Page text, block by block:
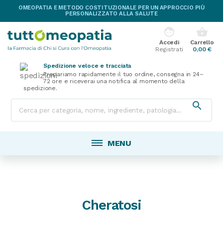
OMEOPATIA E METODO COSTITUZIONALE PER UN APPROCCIO PIÙ
PERSONALIZZATO ALLA SALUTE
shopping_basket
Carrello
0,00 €
face
Accedi
Registrati
Spedizione veloce e tracciata
Prepariamo rapidamente il tuo ordine, consegna in 24–
72 ore e riceverai una notifica al momento della
spedizione.

MENU
Cheratosi